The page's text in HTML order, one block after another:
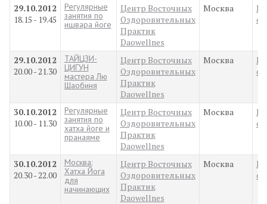
29.10.2012
18.15 - 19.45
Регулярные
занятия по
ишвара йоге
Центр Восточных
Оздоровительных
Практик
Daowellnes
Москва
29.10.2012
20.00 - 21.30
ТАЙЦЗИ-
ЦИГУН
мастера Лю
Шаобиня
Центр Восточных
Оздоровительных
Практик
Daowellnes
Москва
30.10.2012
10.00 - 11.30
Регулярные
занятия по
хатха йоге и
пранаяме
Центр Восточных
Оздоровительных
Практик
Daowellnes
Москва
30.10.2012
20.30 - 22.00
Москва:
Хатха Йога
для
начинающих
Центр Восточных
Оздоровительных
Практик
Daowellnes
Москва